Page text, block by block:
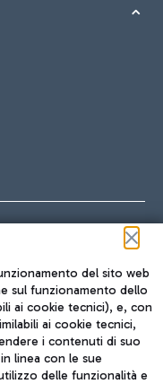
del sito web
sul funzionamento dello
ai cookie tecnici), e, con
ai cookie tecnici,
i contenuti di suo
linea con le sue
delle funzionalità e